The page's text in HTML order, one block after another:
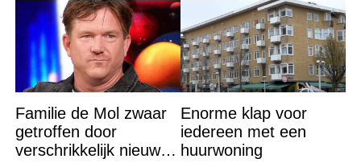
Familie de Mol zwaar
getroffen door
verschrikkelijk nieuws:
Enorme klap voor
iedereen met een
huurwoning